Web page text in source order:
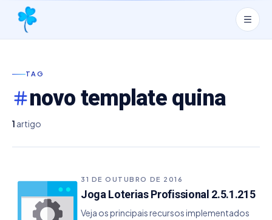
TAG
novo template quina
1 artigo
31 DE OUTUBRO DE 2016
Joga Loterias Profissional 2.5.1.215
Veja os principais recursos implementados